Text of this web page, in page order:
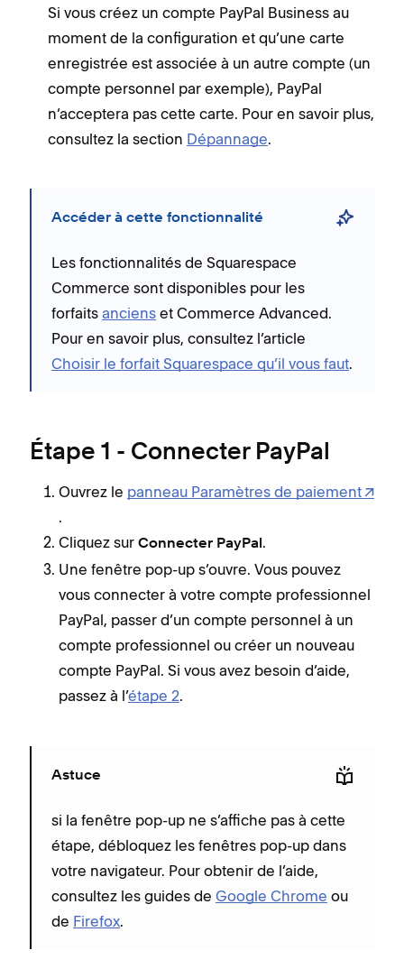
Si vous créez un compte PayPal Business au
moment de la configuration et qu’une carte
enregistrée est associée à un autre compte (un
compte personnel par exemple), PayPal
n’acceptera pas cette carte. Pour en savoir plus,
consultez la section Dépannage.
Accéder à cette fonctionnalité
Les fonctionnalités de Squarespace
Commerce sont disponibles pour les
forfaits anciens et Commerce Advanced.
Pour en savoir plus, consultez l’article
Choisir le forfait Squarespace qu’il vous faut.
Étape 1 - Connecter PayPal
Ouvrez le panneau Paramètres de paiement
.
Cliquez sur Connecter PayPal.
Une fenêtre pop-up s’ouvre. Vous pouvez
vous connecter à votre compte professionnel
PayPal, passer d’un compte personnel à un
compte professionnel ou créer un nouveau
compte PayPal. Si vous avez besoin d’aide,
passez à l’étape 2.
Astuce
si la fenêtre pop-up ne s’affiche pas à cette
étape, débloquez les fenêtres pop-up dans
votre navigateur. Pour obtenir de l’aide,
consultez les guides de Google Chrome ou
de Firefox.